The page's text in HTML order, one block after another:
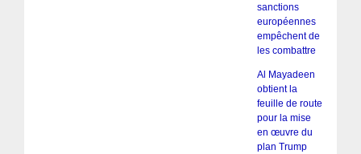
sanctions
européennes
empêchent de
les combattre
Al Mayadeen
obtient la
feuille de route
pour la mise
en œuvre du
plan Trump